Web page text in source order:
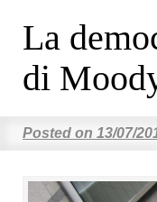
La
di
Posted on 13/07/